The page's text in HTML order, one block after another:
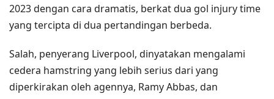
2023 dengan cara dramatis, berkat dua gol injury time
yang tercipta di dua pertandingan berbeda.
Salah, penyerang Liverpool, dinyatakan mengalami
cedera hamstring yang lebih serius dari yang
diperkirakan oleh agennya, Ramy Abbas, dan